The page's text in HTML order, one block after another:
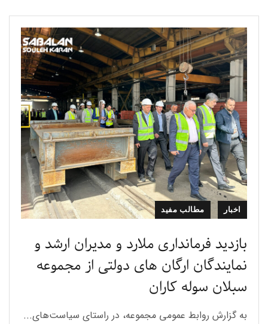
اخبار مطالب مفید
بازدید فرمانداری ملارد و مدیران ارشد و
نمایندگان ارگان های دولتی از مجموعه
سبلان سوله کاران
به گزارش روابط عمومی مجموعه، در راستای سیاست‌های...